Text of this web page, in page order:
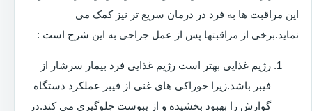
این مراقبت ها به فرد در درمان سریع تر نیز کمک می
نماید.برخی از مراقبتها پس از عمل جراحی به این شرح است :
رژیم غذایی بهتر است رژیم غذایی فرد بیمار سرشار از
فیبر باشد.زیرا خوراکی های غنی از فیبر عملکرد دستگاه
گوارش را بهبود بخشیده و از یبوست جلوگیری می کند.در